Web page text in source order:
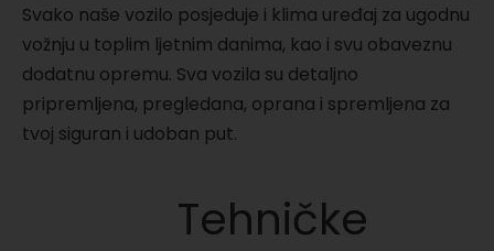
Svako naše vozilo posjeduje i klima uređaj za ugodnu
vožnju u toplim ljetnim danima, kao i svu obaveznu
dodatnu opremu. Sva vozila su detaljno
pripremljena, pregledana, oprana i spremljena za
tvoj siguran i udoban put.
Tehničke